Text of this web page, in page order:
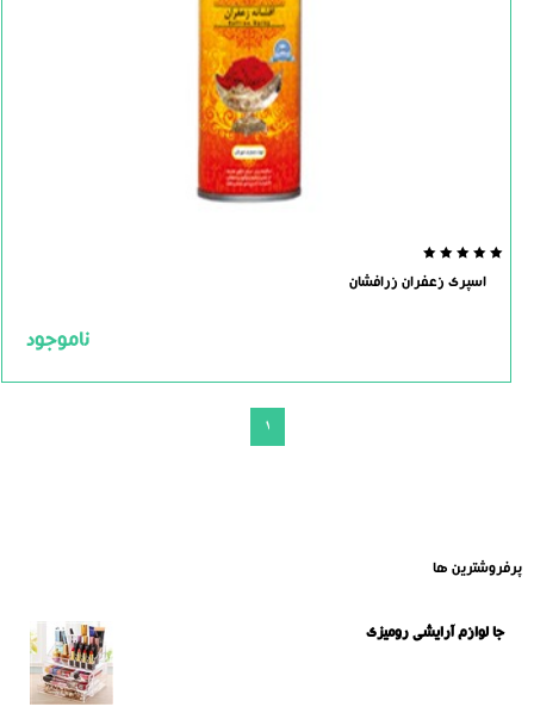
out
اسپری زعفران زرافشان
ناموجود
1
پرفروشترین ها
جا لوازم آرایشی رومیزی